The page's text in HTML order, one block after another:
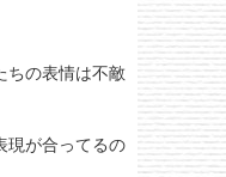
ちの表情は不敵
現が合ってるの